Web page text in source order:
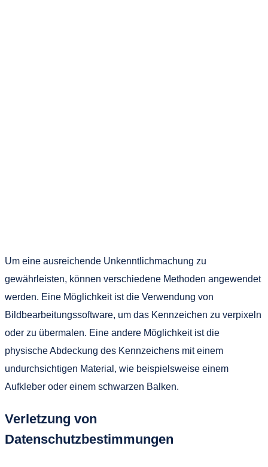
Um eine ausreichende Unkenntlichmachung zu
gewährleisten, können verschiedene Methoden angewendet
werden. Eine Möglichkeit ist die Verwendung von
Bildbearbeitungssoftware, um das Kennzeichen zu verpixeln
oder zu übermalen. Eine andere Möglichkeit ist die
physische Abdeckung des Kennzeichens mit einem
undurchsichtigen Material, wie beispielsweise einem
Aufkleber oder einem schwarzen Balken.
Verletzung von
Datenschutzbestimmungen